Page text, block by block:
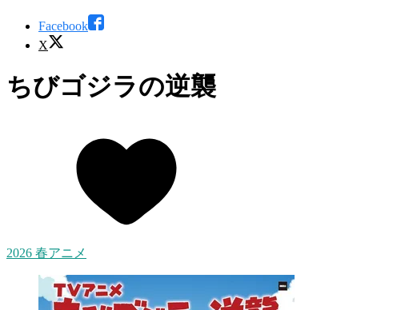
Facebook
X
ちびゴジラの逆襲
2026 春アニメ